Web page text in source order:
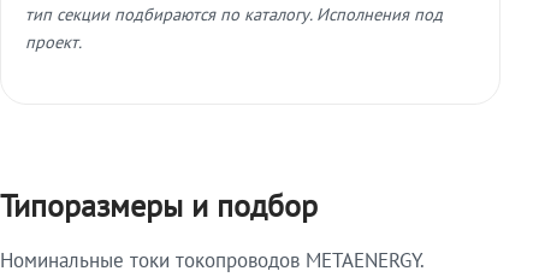
тип секции подбираются по каталогу. Исполнения под
проект.
Типоразмеры и подбор
Номинальные токи токопроводов METAENERGY.